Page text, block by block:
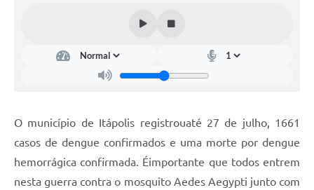
Itinerário do Transporte Público de Itápolis
Gasoduto (Gás Natural)
Feriados Municipais
Bairros Rurais
O município de Itápolis registrouaté 27 de julho, 1661
casos de dengue confirmados e uma morte por dengue
hemorrágica confirmada. Éimportante que todos entrem
nesta guerra contra o mosquito Aedes Aegypti junto com